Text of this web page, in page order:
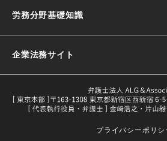
労務分野基礎知識
採用基準の決め方｜5つのポイントや
企業法務サイト
プライバシーポリシ